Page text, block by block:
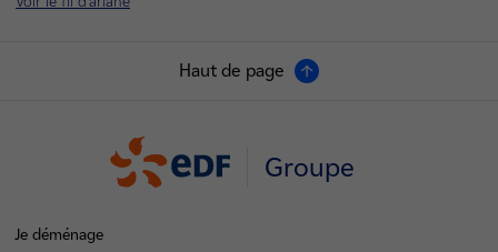
Haut de page
Groupe
Je déménage